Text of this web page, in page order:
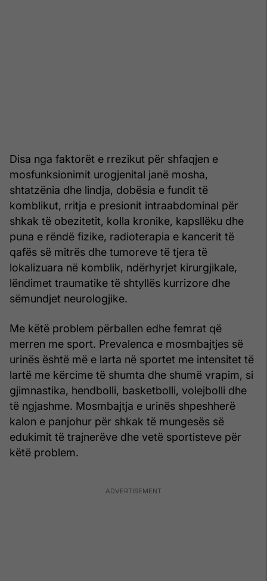
Disa nga faktorët e rrezikut për shfaqjen e
mosfunksionimit urogjenital janë mosha,
shtatzënia dhe lindja, dobësia e fundit të
komblikut, rritja e presionit intraabdominal për
shkak të obezitetit, kolla kronike, kapsllëku dhe
puna e rëndë fizike, radioterapia e kancerit të
qafës së mitrës dhe tumoreve të tjera të
lokalizuara në komblik, ndërhyrjet kirurgjikale,
lëndimet traumatike të shtyllës kurrizore dhe
sëmundjet neurologjike.
Me këtë problem përballen edhe femrat që
merren me sport. Prevalenca e mosmbajtjes së
urinës është më e larta në sportet me intensitet të
lartë me kërcime të shumta dhe shumë vrapim, si
gjimnastika, hendbolli, basketbolli, volejbolli dhe
të ngjashme. Mosmbajtja e urinës shpeshherë
kalon e panjohur për shkak të mungesës së
edukimit të trajnerëve dhe vetë sportisteve për
këtë problem.